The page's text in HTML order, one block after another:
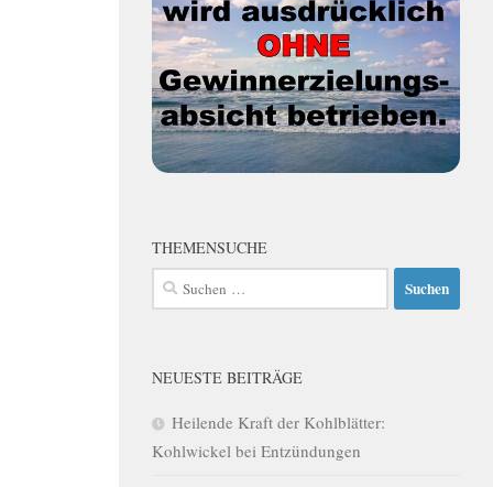
THEMENSUCHE
Suchen
nach:
NEUESTE BEITRÄGE
Heilende Kraft der Kohlblätter:
Kohlwickel bei Entzündungen